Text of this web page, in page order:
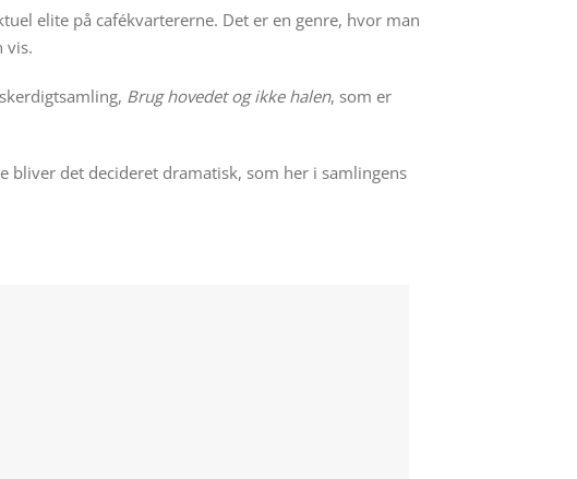
elite på cafékvartererne. Det er en genre, hvor man
vis.
Brug hovedet og ikke halen, som er
bliver det decideret dramatisk, som her i samlingens